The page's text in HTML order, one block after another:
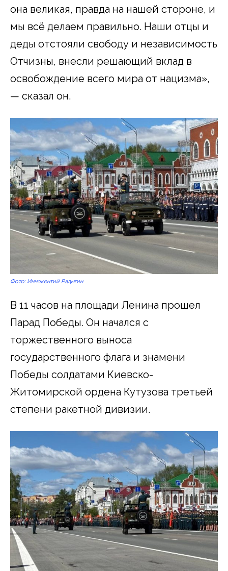
она великая, правда на нашей стороне, и
мы всё делаем правильно. Наши отцы и
деды отстояли свободу и независимость
Отчизны, внесли решающий вклад в
освобождение всего мира от нацизма»,
— сказал он.
Фото: Иннокентий Радыгин
В 11 часов на площади Ленина прошел
Парад Победы. Он начался с
торжественного выноса
государственного флага и знамени
Победы солдатами Киевско-
Житомирской ордена Кутузова третьей
степени ракетной дивизии.